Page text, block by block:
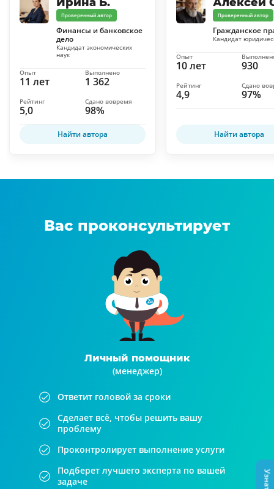
Проверенный автор
Финансы и банковское
дело
Кандидат экономических
наук
11 лет
Опыт
1 362
Выполнено
5,0
Рейтинг
98%
Сдано вовремя
Найти автора
Проверенный автор
Гражданское
Кандидат
10 лет
Опыт
930
4,9
Рейтинг
97%
Сдано
Найти автора
Вас проконсультирует
Личный помощник
(менеджер)
Ответит головой за сроки
Сделает всё, чтобы решить вашу
проблему
Проконтролирует выполнение услуги
Подберет лучшего эксперта по вашей
задаче